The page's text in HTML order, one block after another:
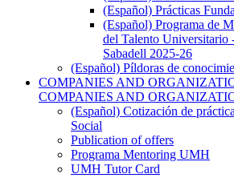
(Español) Prácticas
(Español) Programa de
del Talento Universitario
Sabadell 2025-26
(Español) Píldoras de
COMPANIES AND
COMPANIES AND
(Español) Cotización de
Social
Publication of offers
Programa Mentoring UMH
UMH Tutor Card